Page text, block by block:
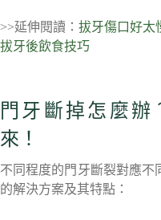
>>延伸閱讀：拔牙傷口好太
拔牙後飲食技巧
門牙斷掉怎麼辦
來！
不同程度的門牙斷裂對應不
的解決方案及其特點：